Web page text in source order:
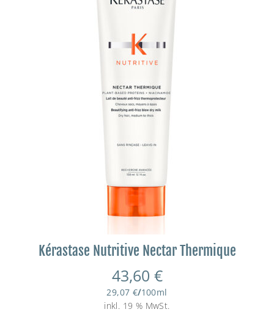
Kérastase Nutritive Nectar Thermique
43,60 €
29,07 €/100ml
inkl. 19 % MwSt.